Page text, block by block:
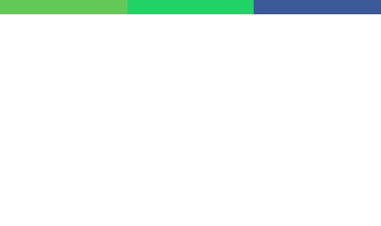
(המספריים הן ללא קצה, כמו מספרי